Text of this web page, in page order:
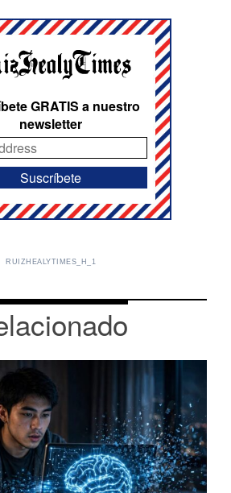
GRATIS a nuestro
newsletter
RUIZHEALYTIMES_H_1